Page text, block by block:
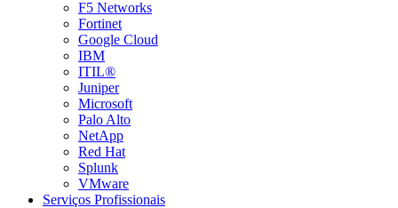
F5 Networks
Fortinet
Google Cloud
IBM
ITIL®
Juniper
Microsoft
Palo Alto
NetApp
Red Hat
Splunk
VMware
Serviços Profissionais